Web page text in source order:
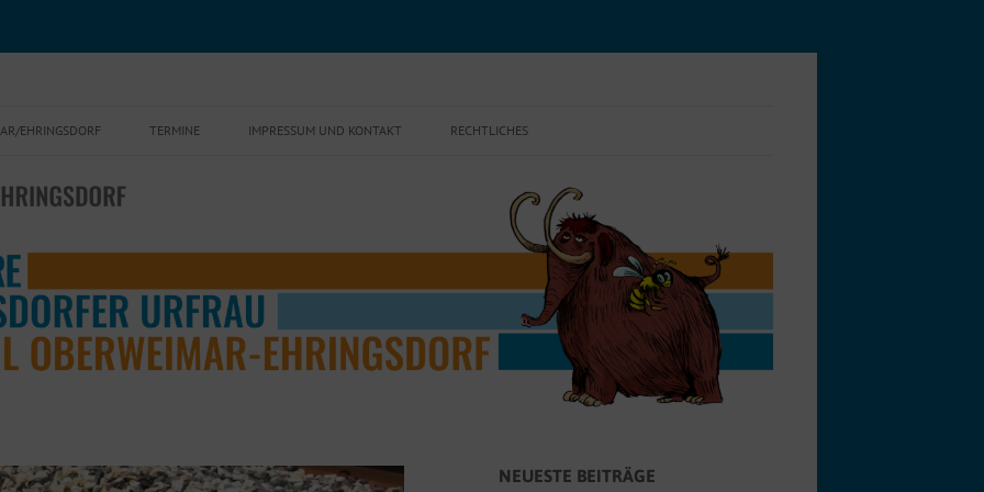
Inhalt
EHRINGSDORF TERMINE IMPRESSUM UND KONTAKT RECHTLICHES
COOKIE-RICHTLINIE (EU)
NEUESTE BEITRÄGE